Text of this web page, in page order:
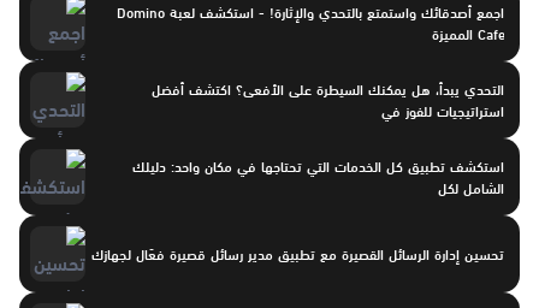
اجمع أصدقائك واستمتع بالتحدي والإثارة! - استكشف لعبة Domino
Cafe المميزة
التحدي يبدأ، هل يمكنك السيطرة على الأفعى؟ اكتشف أفضل
استراتيجيات للفوز في
استكشف تطبيق كل الخدمات التي تحتاجها في مكان واحد: دليلك
الشامل لكل
تحسين إدارة الرسائل القصيرة مع تطبيق مدير رسائل قصيرة فعّال لجهازك